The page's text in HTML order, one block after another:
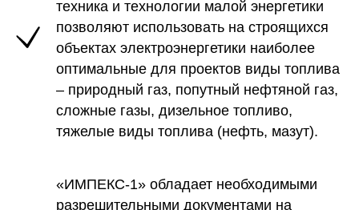
техника и технологии малой энергетики
позволяют использовать на строящихся
объектах электроэнергетики наиболее
оптимальные для проектов виды топлива
– природный газ, попутный нефтяной газ,
сложные газы, дизельное топливо,
тяжелые виды топлива (нефть, мазут).
«ИМПЕКС-1» обладает необходимыми
разрешительными документами на